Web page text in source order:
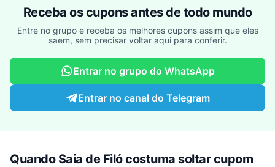
Receba os cupons antes de todo mundo
Entre no grupo e receba os melhores cupons assim que eles
saem, sem precisar voltar aqui para conferir.
Entrar no grupo do WhatsApp
Entrar no canal do Telegram
Quando Saia de Filó costuma soltar cupom